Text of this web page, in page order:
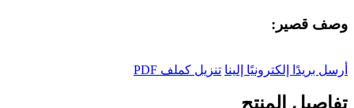
وصف قصير:
أرسل بريدًا إلكترونيًا إلينا تنزيل كملف PDF
تفاصيل المنتج